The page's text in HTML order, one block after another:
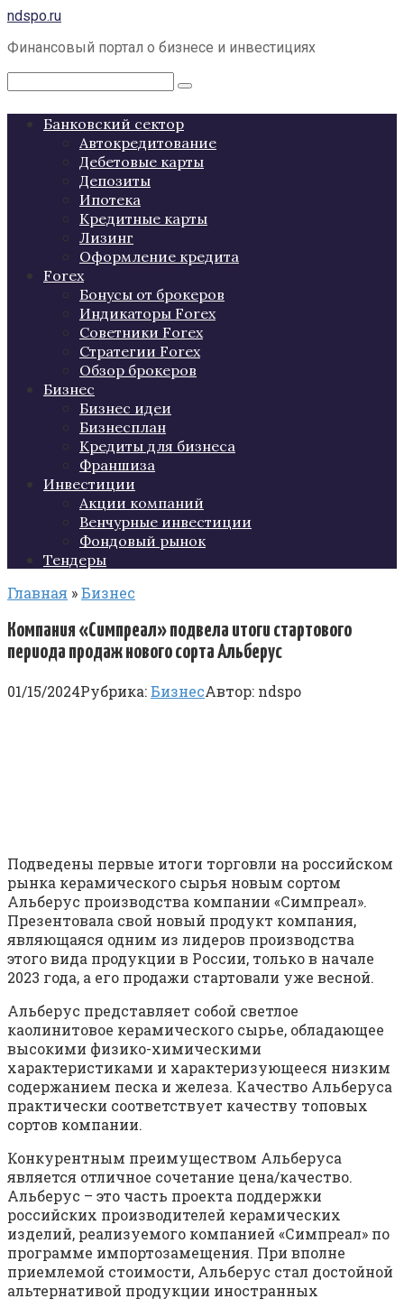
Перейти
контенту
ndspo.ru
Финансовый портал о бизнесе и инвестициях
Поиск:
Банковский сектор
Автокредитование
Дебетовые карты
Депозиты
Ипотека
Кредитные карты
Лизинг
Оформление кредита
Forex
Бонусы от брокеров
Индикаторы Forex
Советники Forex
Стратегии Forex
Обзор брокеров
Бизнес
Бизнес идеи
Бизнесплан
Кредиты для бизнеса
Франшиза
Инвестиции
Акции компаний
Венчурные инвестиции
Фондовый рынок
Тендеры
Главная »Бизнес
Компания «Симпреал» подвела итоги стартового
периода продаж нового сорта Альберус
01/15/2024Рубрика:БизнесАвтор: ndspo
Подведены первые итоги торговли на российском
рынка керамического сырья новым сортом
Альберус производства компании «Симпреал».
Презентовала свой новый продукт компания,
являющаяся одним из лидеров производства
этого вида продукции в России, только в начале
2023 года, а его продажи стартовали уже весной.
Альберус представляет собой светлое
каолинитовое керамического сырье, обладающее
высокими физико-химическими
характеристиками и характеризующееся низким
содержанием песка и железа. Качество Альберуса
практически соответствует качеству топовых
сортов компании.
Конкурентным преимуществом Альберуса
является отличное сочетание цена/качество.
Альберус – это часть проекта поддержки
российских производителей керамических
изделий, реализуемого компанией «Симпреал» по
программе импортозамещения. При вполне
приемлемой стоимости, Альберус стал достойной
альтернативой продукции иностранных